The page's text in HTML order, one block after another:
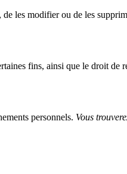
les modifier ou de les
fins, ainsi que le droit de
personnels. Vous